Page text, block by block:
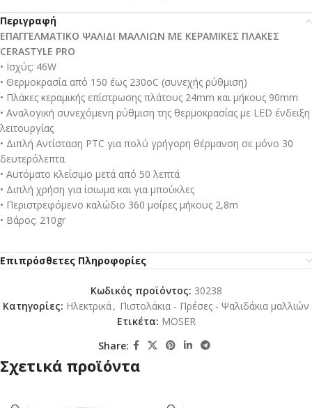
Περιγραφή
ΕΠΑΓΓΕΛΜΑΤΙΚΟ ΨΑΛΙΔΙ ΜΑΛΛΙΩΝ ΜΕ ΚΕΡΑΜΙΚΕΣ ΠΛΑΚΕΣ
CERASTYLE PRO
• Ισχύς: 46W
• Θερμοκρασία από 150 έως 230οC (συνεχής ρύθμιση)
• Πλάκες κεραμικής επίστρωσης πλάτους 24mm και μήκους 90mm
• Αναλογική συνεχόμενη ρύθμιση της θερμοκρασίας με LED ένδειξη
λειτουργίας
• Διπλή Αντίσταση PTC για πολύ γρήγορη θέρμανση σε μόνο 30
δευτερόλεπτα
• Αυτόματο κλείσιμο μετά από 50 λεπτά
• Διπλή χρήση για ίσιωμα και για μπούκλες
• Περιστρεφόμενο καλώδιο 360 μοίρες μήκους 2,8m
• Βάρος: 210gr
Επιπρόσθετες Πληροφορίες
Κωδικός προϊόντος: 30238
Κατηγορίες: Ηλεκτρικά, Πιστολάκια - Πρέσες - Ψαλιδάκια μαλλιών
Ετικέτα: MOSER
Share:
Σχετικά προϊόντα